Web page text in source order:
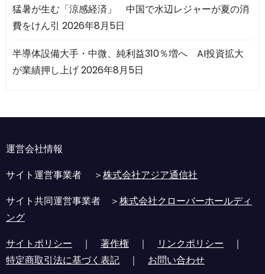
猛暑が生む「涼感経済」 中国で水辺レジャーが夏の消
費をけん引 2026年8月5日
半導体設備大手・中微、純利益310％増へ AI投資拡大
が業績押し上げ2026年8月5日
運営会社情報
サイト運営事業者 ＞株式会社アジア通信社
サイト共同運営事業者 ＞株式会社クローバーホールディ
ング
サイトポリシー ｜ 著作権 ｜ リンクポリシー ｜
特定商取引法に基づく表記 ｜ お問い合わせ